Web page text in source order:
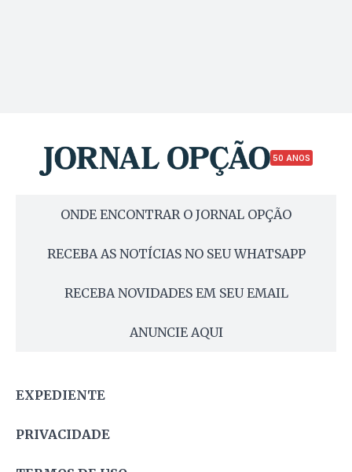
50 ANOS
ONDE ENCONTRAR O JORNAL OPÇÃO
RECEBA AS NOTÍCIAS NO SEU WHATSAPP
RECEBA NOVIDADES EM SEU EMAIL
ANUNCIE AQUI
EXPEDIENTE
PRIVACIDADE